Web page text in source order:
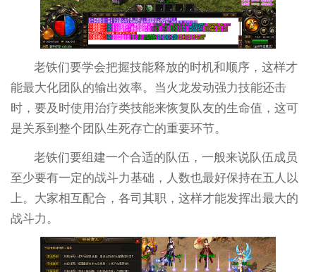
老铁们要学会把握技能释放的时机和顺序，这样才
能最大化团队的输出效率。当火龙发动强力技能还击
时，要及时使用治疗类技能来恢复队友的生命值，这可
是关系到整个团队生死存亡的重要环节。
老铁们要组建一个合适的队伍，一般来说队伍成员
至少要有一定的战斗力基础，人数也最好保持在五人以
上。大家相互配合，各司其职，这样才能发挥出最大的
战斗力。